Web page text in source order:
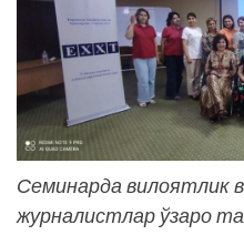
Семинарда вилоятлик
журналистлар ўзаро